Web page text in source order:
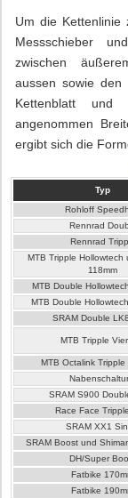
Um die Kettenlinie
Messschieber
zwischen
aussen sowie den
Kettenblatt
angenommen
ergibt sich die
Typ
Rohloff
Rennrad
Rennrad
MTB Tripple Hollowtech
118mm
MTB Double
MTB Double
SRAM Double
MTB Tripple
MTB Octalink Tripple
SRAM S900
Race Face
SRAM XX1
SRAM Boost und
DH/Super
Fatbike
Fatbike